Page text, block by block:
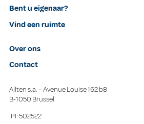
Bent u eigenaar?
Vind een ruimte
Over ons
Contact
Allten s.a. – Avenue Louise 162 b8
B-1050 Brussel
IPI: 502522